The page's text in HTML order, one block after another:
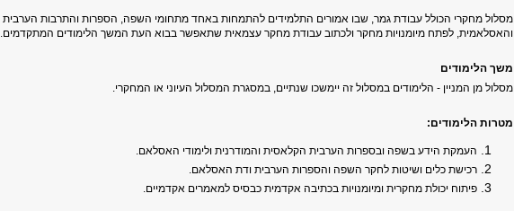
​מסלול מחקרי הכולל עבודת גמר, שבו אמורים התלמידים להתמחות באחד מתחומי השפה, הספרות והתרבות הערבית
והאסלאמית, לפתח מיומנויות מחקר ולכתוב עבודת מחקר עצמאית שתאפשר בבוא העת המשך הלימודים המתקדמים.
משך הלימודים
מסלול מן המניין - הלימודים במסלול זה יימשכו שנתיים, במסגרת המסלול העיוני או המחקרי.
מטרות הלימודים:
העמקת הידע בשפה ובספרות הערבית הקלאסית והמודרנית ולימודי האסלאם.
רכישת כלים ושיטות לחקר השפה והספרות הערבית ודת האסלאם.
פיתוח יכולת מחקרית ומיומנויות בכתיבה אקדמית כבסיס למאמרים אקדמיים.